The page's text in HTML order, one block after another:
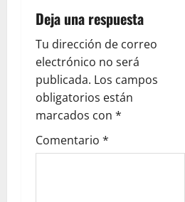
Deja una respuesta
Tu dirección de correo
electrónico no será
publicada. Los campos
obligatorios están
marcados con *
Comentario *